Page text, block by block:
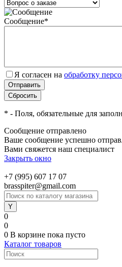
Сообщение*
Я согласен на обработку
* - Поля, обязательные для
Сообщение отправлено
Ваше сообщение успешно
Вами свяжется наш специалист
Закрыть окно
+7 (995) 607 17 07
brasspiter@gmail.com
0
0
0 В корзине пока пусто
Каталог товаров